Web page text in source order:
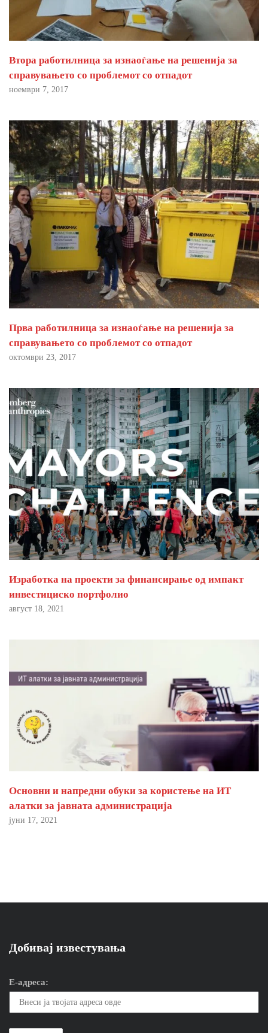
Втора работилница за изнаоѓање на решенија за
справувањето со проблемот со отпадот
ноември 7, 2017
Прва работилница за изнаоѓање на решенија за
справувањето со проблемот со отпадот
октомври 23, 2017
Изработка на проекти за финансирање од импакт
инвестициско портфолио
август 18, 2021
Основни и напредни обуки за користење на ИТ
алатки за јавната администрација
јуни 17, 2021
Добивај известувања
Е-адреса: